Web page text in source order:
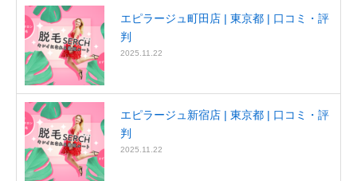
エピラージュ町田店 | 東京都 | 口コミ・評
判
2025.11.22
エピラージュ新宿店 | 東京都 | 口コミ・評
判
2025.11.22